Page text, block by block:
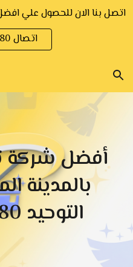
Skip to navigation
اتصل بنا الان للحصول علي
اتصال 0581380280
بالمدينة
التوحيد 0581380280